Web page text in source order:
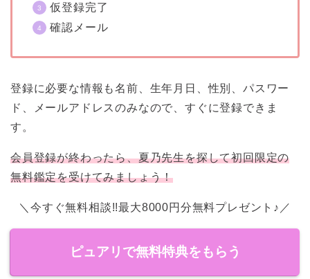
仮登録完了
確認メール
登録に必要な情報も名前、生年月日、性別、パスワー
ド、メールアドレスのみなので、すぐに登録できま
す。
会員登録が終わったら、夏乃先生を探して初回限定の
無料鑑定を受けてみましょう！
＼今すぐ無料相談!!最大8000円分無料プレゼント♪／
ピュアリで無料特典をもらう